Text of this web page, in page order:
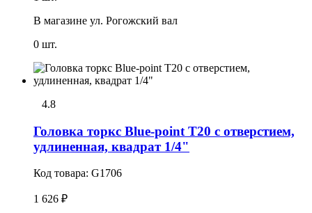
В магазине ул. Рогожский вал
0 шт.
4.8
Головка тоpкс Blue-point T20 с отверстием,
удлиненная, квадрат 1/4"
Код товара: G1706
1 626 ₽